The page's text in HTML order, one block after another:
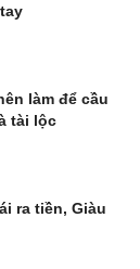
làm để cầu
tài lộc
ra tiền, Giàu